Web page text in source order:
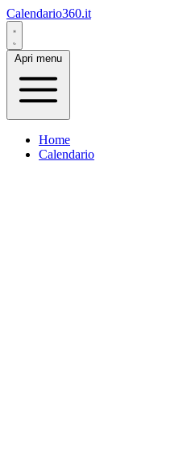
Calendario360.it
Apri menu
Home
Calendario